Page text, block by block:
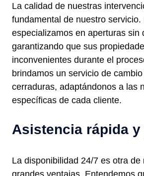
La calidad de nuestras
fundamental de nuestro servicio.
especializamos en aperturas sin
garantizando que sus
inconvenientes durante el
brindamos un servicio de
cerraduras, adaptándonos a las
específicas de cada cliente.
Asistencia rápida
La disponibilidad 24/7 es otra de
grandes ventajas. Entendemos